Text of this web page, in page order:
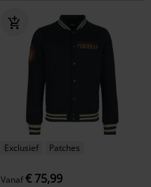
Exclusief Patches
Vanaf€ 75,99